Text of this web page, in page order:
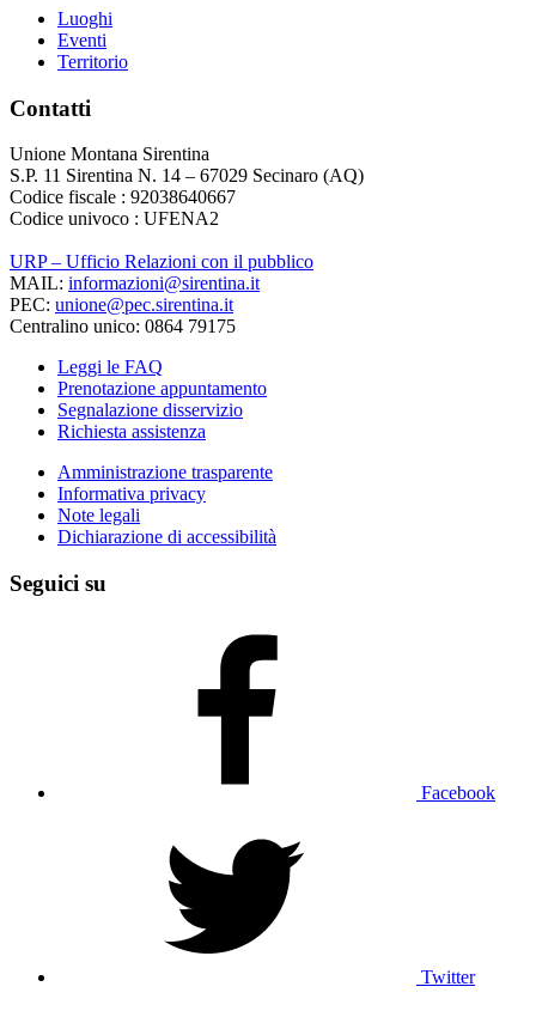
Luoghi
Eventi
Territorio
Contatti
Unione Montana Sirentina
S.P. 11 Sirentina N. 14 – 67029 Secinaro (AQ)
Codice fiscale : 92038640667
Codice univoco : UFENA2
URP – Ufficio Relazioni con il pubblico
MAIL: informazioni@sirentina.it
PEC: unione@pec.sirentina.it
Centralino unico: 0864 79175
Leggi le FAQ
Prenotazione appuntamento
Segnalazione disservizio
Richiesta assistenza
Amministrazione trasparente
Informativa privacy
Note legali
Dichiarazione di accessibilità
Seguici su
Facebook
Twitter